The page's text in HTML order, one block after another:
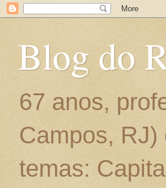
Blog do
67 anos,
Campos,
temas: